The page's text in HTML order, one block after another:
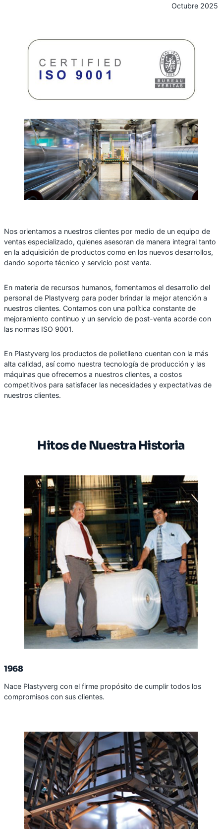
Octubre 2025
Nos orientamos a nuestros clientes por medio de un equipo de
ventas especializado, quienes asesoran de manera integral tanto
en la adquisición de productos como en los nuevos desarrollos,
dando soporte técnico y servicio post venta.
En materia de recursos humanos, fomentamos el desarrollo del
personal de Plastyverg para poder brindar la mejor atención a
nuestros clientes. Contamos con una política constante de
mejoramiento continuo y un servicio de post-venta acorde con
las normas ISO 9001.
En Plastyverg los productos de polietileno cuentan con la más
alta calidad, así como nuestra tecnología de producción y las
máquinas que ofrecemos a nuestros clientes, a costos
competitivos para satisfacer las necesidades y expectativas de
nuestros clientes.
Hitos de Nuestra Historia
1968
Nace Plastyverg con el firme propósito de cumplir todos los
compromisos con sus clientes.